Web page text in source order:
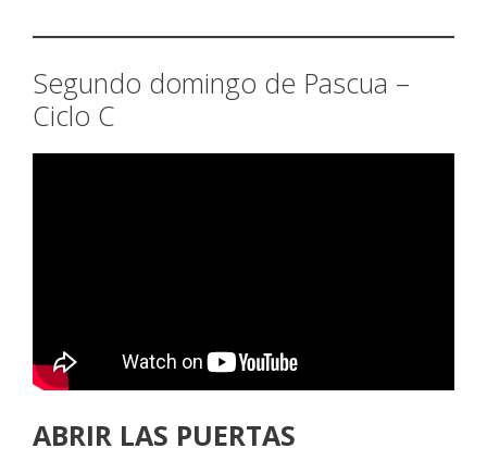
Segundo domingo de Pascua –
Ciclo C
ABRIR LAS PUERTAS